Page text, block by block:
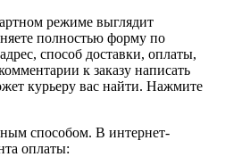
режиме выглядит
полностью форму по
способ доставки, оплаты,
к заказу написать
курьеру вас найти. Нажмите
способом. В интернет-
оплаты: